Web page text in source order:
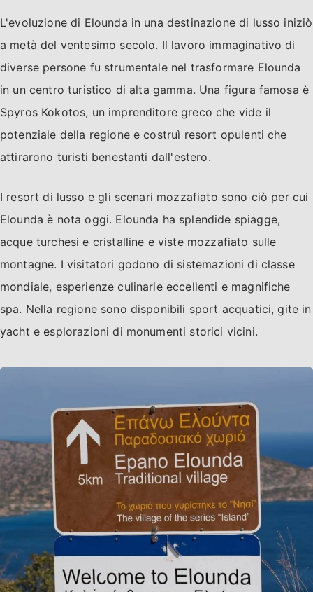
L'evoluzione di Elounda in una destinazione di lusso iniziò
a metà del ventesimo secolo. Il lavoro immaginativo di
diverse persone fu strumentale nel trasformare Elounda
in un centro turistico di alta gamma. Una figura famosa è
Spyros Kokotos, un imprenditore greco che vide il
potenziale della regione e costruì resort opulenti che
attirarono turisti benestanti dall'estero.
I resort di lusso e gli scenari mozzafiato sono ciò per cui
Elounda è nota oggi. Elounda ha splendide spiagge,
acque turchesi e cristalline e viste mozzafiato sulle
montagne. I visitatori godono di sistemazioni di classe
mondiale, esperienze culinarie eccellenti e magnifiche
spa. Nella regione sono disponibili sport acquatici, gite in
yacht e esplorazioni di monumenti storici vicini.